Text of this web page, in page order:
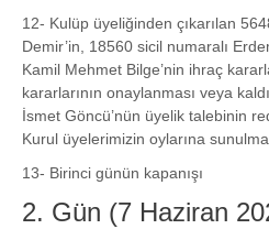
12- Kulüp üyeliğinden çıkarılan
Demir’in, 18560 sicil numaralı
Kamil Mehmet Bilge’nin ihraç
kararlarının onaylanması veya
İsmet Göncü’nün üyelik talebinin
Kurul üyelerimizin oylarına
13- Birinci günün kapanışı
2. Gün (7 Haziran